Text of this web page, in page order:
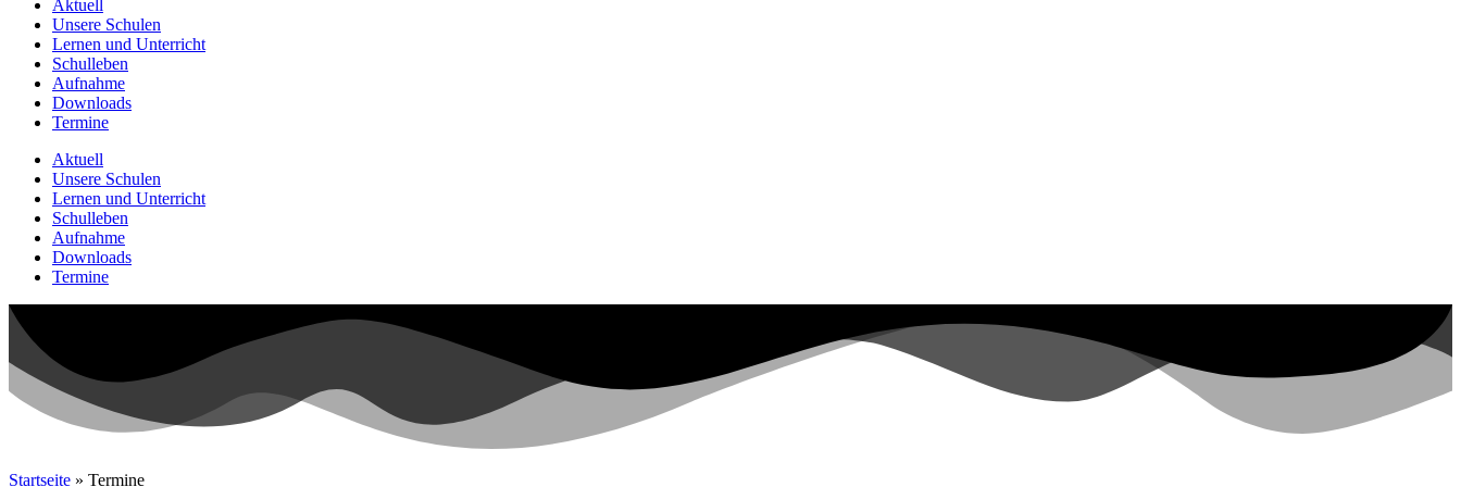
Aktuell
Unsere Schulen
Lernen und Unterricht
Schulleben
Aufnahme
Downloads
Termine
Aktuell
Unsere Schulen
Lernen und Unterricht
Schulleben
Aufnahme
Downloads
Termine
Startseite » Termine